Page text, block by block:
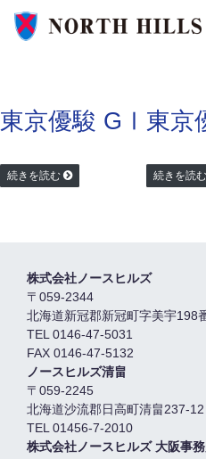
東京優駿 GⅠ
続きを読む
東京
続きを読む
株式会社ノースヒルズ
〒059-2344
北海道新冠郡新冠町字美宇198
TEL 0146-47-5031
FAX 0146-47-5132
ノースヒルズ清畠
〒059-2245
北海道沙流郡日高町清畠237-12
TEL 01456-7-2010
株式会社ノースヒルズ 大阪事